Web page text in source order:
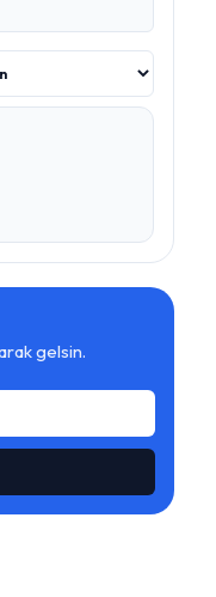
gelsin.